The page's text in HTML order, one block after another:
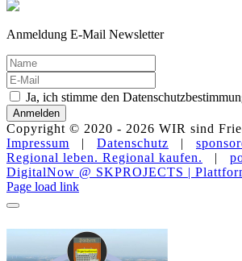
Anmeldung E-Mail Newsletter
Ja, ich stimme den
Anmelden
Copyright © 2020 - 2026 WIR sind
Impressum | Datenschutz |
Regional leben. Regional kaufen.
|
DigitalNow @ SKPROJECTS |
E-
Mail
WhatsApp
Facebook
Instagram
YouTube
Page load link